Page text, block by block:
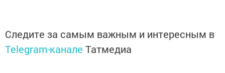
Следите за самым важным и интересным в
Telegram-канале Татмедиа